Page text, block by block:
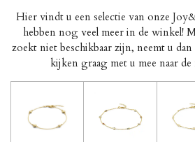
Hier vindt u een selectie van onze
hebben nog veel meer in de winkel!
zoekt niet beschikbaar zijn, neemt u
kijken graag met u mee naar